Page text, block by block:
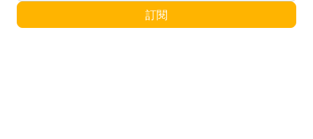
電郵地址 訂閱